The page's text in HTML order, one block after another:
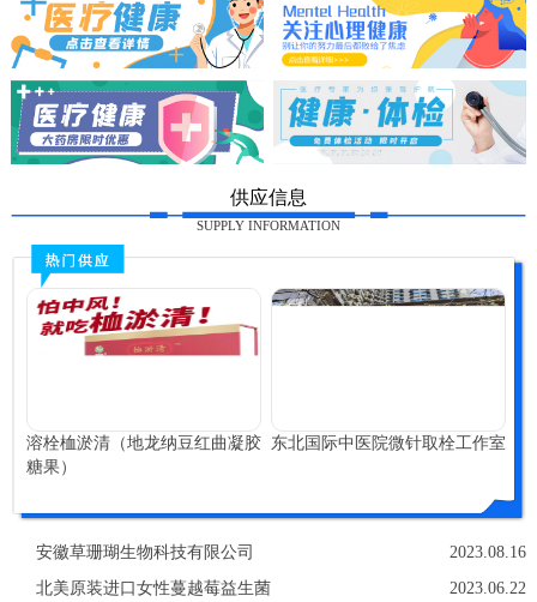
供应信息
SUPPLY INFORMATION
溶栓桖淤清（地龙纳豆红曲凝胶
糖果）
东北国际中医院微针取栓工作室
安徽草珊瑚生物科技有限公司
2023.08.16
北美原装进口女性蔓越莓益生菌
2023.06.22